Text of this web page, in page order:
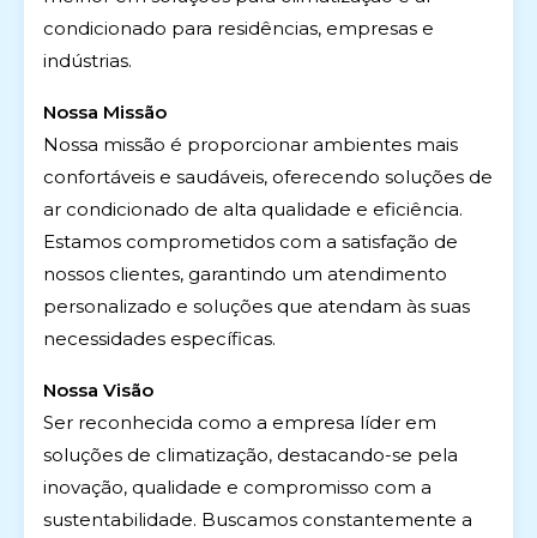
condicionado para residências, empresas e
indústrias.
Nossa Missão
Nossa missão é proporcionar ambientes mais
confortáveis e saudáveis, oferecendo soluções de
ar condicionado de alta qualidade e eficiência.
Estamos comprometidos com a satisfação de
nossos clientes, garantindo um atendimento
personalizado e soluções que atendam às suas
necessidades específicas.
Nossa Visão
Ser reconhecida como a empresa líder em
soluções de climatização, destacando-se pela
inovação, qualidade e compromisso com a
sustentabilidade. Buscamos constantemente a